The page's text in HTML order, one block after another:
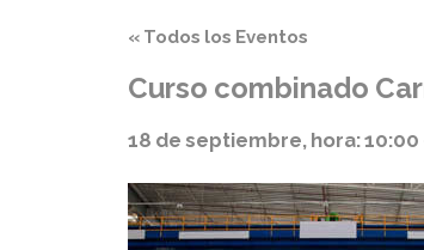
« Todos los Eventos
Curso combinado
18 de septiembre, hora: 10:00